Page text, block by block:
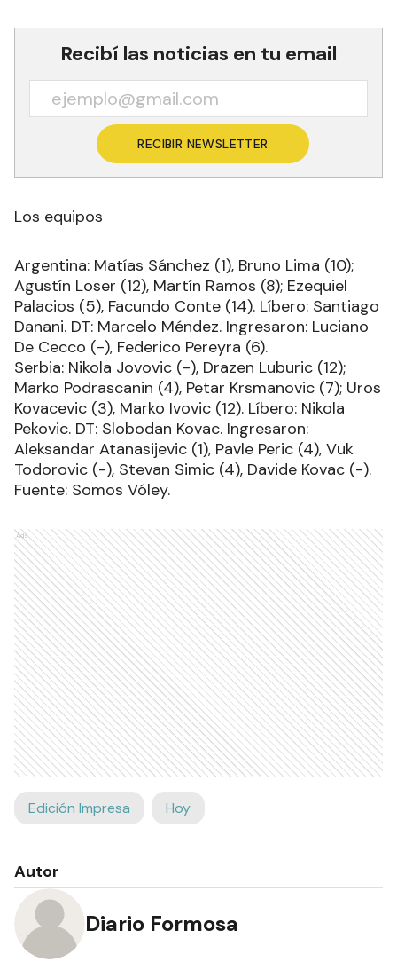
Recibí las noticias en tu email
RECIBIR NEWSLETTER
Los equipos
Argentina: Matías Sánchez (1), Bruno Lima (10);
Agustín Loser (12), Martín Ramos (8); Ezequiel
Palacios (5), Facundo Conte (14). Líbero: Santiago
Danani. DT: Marcelo Méndez. Ingresaron: Luciano
De Cecco (-), Federico Pereyra (6).
Serbia: Nikola Jovovic (-), Drazen Luburic (12);
Marko Podrascanin (4), Petar Krsmanovic (7); Uros
Kovacevic (3), Marko Ivovic (12). Líbero: Nikola
Pekovic. DT: Slobodan Kovac. Ingresaron:
Aleksandar Atanasijevic (1), Pavle Peric (4), Vuk
Todorovic (-), Stevan Simic (4), Davide Kovac (-).
Fuente: Somos Vóley.
Ads
Edición Impresa Hoy
Autor
Diario Formosa